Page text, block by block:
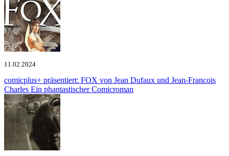
11.02.2024
comicplus+ präsentiert: FOX von Jean Dufaux und Jean-Francois
Charles Ein phantastischer Comicroman